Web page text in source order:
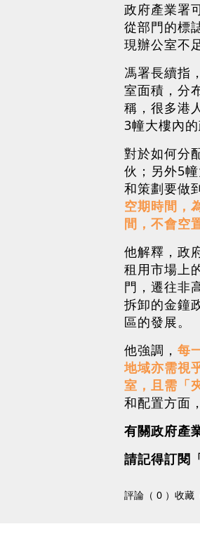
政府產業署
從部門的標
現辦公室不
馮署長續指
室面積，分
稱，很多港
3幢大樓內
對於如何分
伙；另外5
和策劃要做
空期時間，
間，不會空
他解釋，政
租用市場上
門，遷往非
拆卸的金鐘
區的發展。
他強調， 每
地域亦需視
室，且需「
和配置方面
有關政府產
請記得訂閱
評論（ 0 ） 收藏